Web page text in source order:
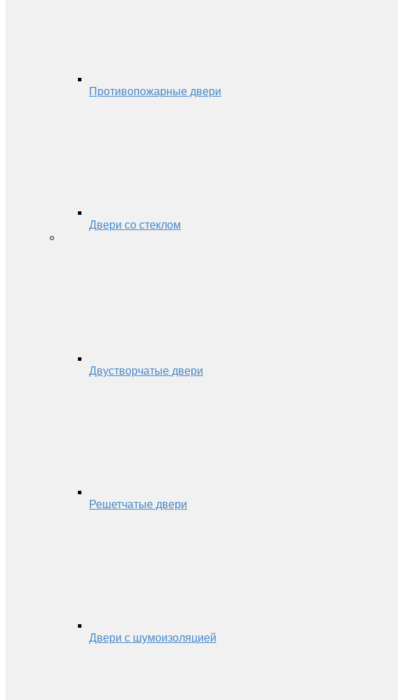
Противопожарные двери
Двери со стеклом
Двустворчатые двери
Решетчатые двери
Двери с шумоизоляцией